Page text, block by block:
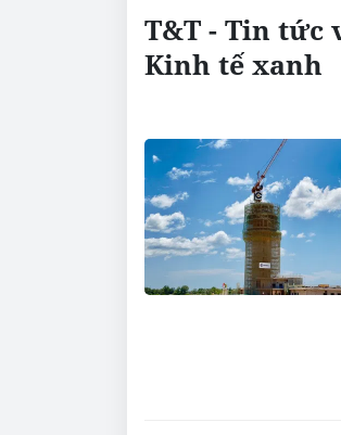
T&T - Tin tức
Kinh tế xanh